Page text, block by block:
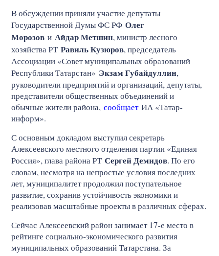
В обсуждении приняли участие депутаты
Государственной Думы ФС РФ Олег
Морозов и Айдар Метшин, министр лесного
хозяйства РТ Равиль Кузюров, председатель
Ассоциации «Совет муниципальных образований
Республики Татарстан» Экзам Губайдуллин,
руководители предприятий и организаций, депутаты,
представители общественных объединений и
обычные жители района, сообщаетИА «Татар-
информ».
С основным докладом выступил секретарь
Алексеевского местного отделения партии «Единая
Россия», глава района РТ Сергей Демидов. По его
словам, несмотря на непростые условия последних
лет, муниципалитет продолжил поступательное
развитие, сохранив устойчивость экономики и
реализовав масштабные проекты в различных сферах.
Сейчас Алексеевский район занимает 17-е место в
рейтинге социально-экономического развития
муниципальных образований Татарстана. За